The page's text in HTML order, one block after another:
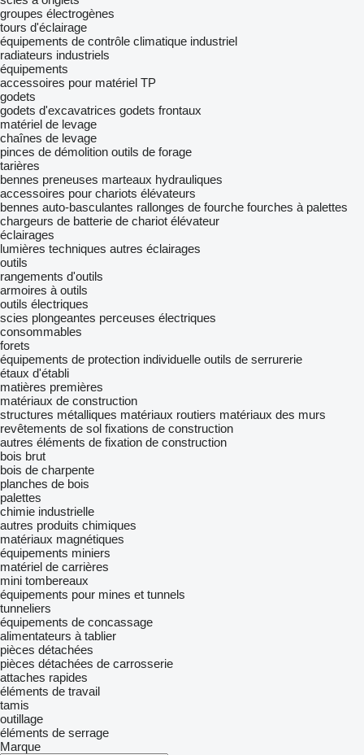
groupes électrogènes
tours d'éclairage
équipements de contrôle climatique industriel
radiateurs industriels
équipements
accessoires pour matériel TP
godets
godets d'excavatrices godets frontaux
matériel de levage
chaînes de levage
pinces de démolition outils de forage
tarières
bennes preneuses marteaux hydrauliques
accessoires pour chariots élévateurs
bennes auto-basculantes rallonges de fourche fourches à palettes
chargeurs de batterie de chariot élévateur
éclairages
lumières techniques autres éclairages
outils
rangements d'outils
armoires à outils
outils électriques
scies plongeantes perceuses électriques
consommables
forets
équipements de protection individuelle outils de serrurerie
étaux d'établi
matières premières
matériaux de construction
structures métalliques matériaux routiers matériaux des murs
revêtements de sol fixations de construction
autres éléments de fixation de construction
bois brut
bois de charpente
planches de bois
palettes
chimie industrielle
autres produits chimiques
matériaux magnétiques
équipements miniers
matériel de carrières
mini tombereaux
équipements pour mines et tunnels
tunneliers
équipements de concassage
alimentateurs à tablier
pièces détachées
pièces détachées de carrosserie
attaches rapides
éléments de travail
tamis
outillage
éléments de serrage
Marque